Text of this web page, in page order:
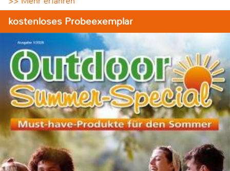
kostenloses Probeexemplar